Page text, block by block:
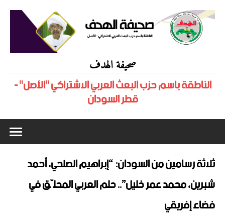
صحيفة الهدف
الناطقة باسم حزب البعث العربي الاشتراكي "الأصل" -
قطر السودان
ثلاثة رسامين من السودان: “إبراهيم الصلحي، أحمد
شبرين، محمد عمر خليل”.. حلم العربي المحلّق في
فضاء إفريقي